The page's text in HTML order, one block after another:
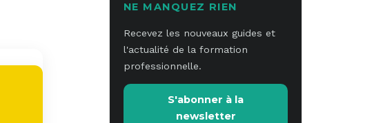
NE MANQUEZ RIEN
Recevez les nouveaux guides et
l'actualité de la formation
professionnelle.
S'abonner à la
newsletter